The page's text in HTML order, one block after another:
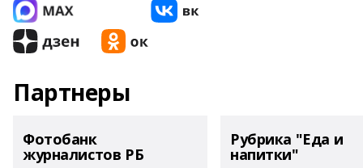
Партнеры
Фотобанк
журналистов РБ
Рубрика "Еда и
напитки"